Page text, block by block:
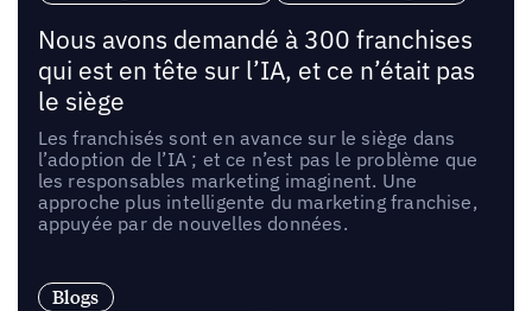
Nous avons demandé à 300 franchises
qui est en tête sur l’IA, et ce n’était pas
le siège
Les franchisés sont en avance sur le siège dans
l’adoption de l’IA ; et ce n’est pas le problème que
les responsables marketing imaginent. Une
approche plus intelligente du marketing franchise,
appuyée par de nouvelles données.
Blogs